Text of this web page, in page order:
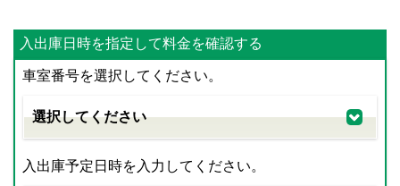
入出庫日時を指定して料金を確認する
車室番号を選択してください。
入出庫予定日時を入力してください。